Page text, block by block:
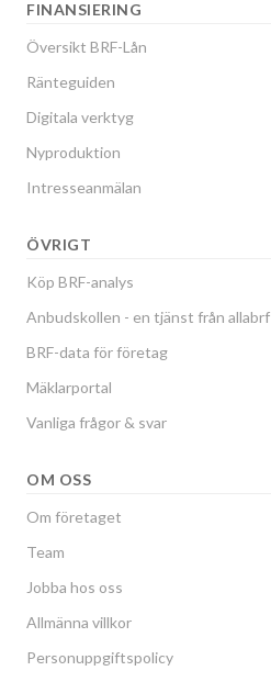
FINANSIERING
Översikt BRF-Lån
Ränteguiden
Digitala verktyg
Nyproduktion
Intresseanmälan
ÖVRIGT
Köp BRF-analys
Anbudskollen - en tjänst från allabrf
BRF-data för företag
Mäklarportal
Vanliga frågor & svar
OM OSS
Om företaget
Team
Jobba hos oss
Allmänna villkor
Personuppgiftspolicy